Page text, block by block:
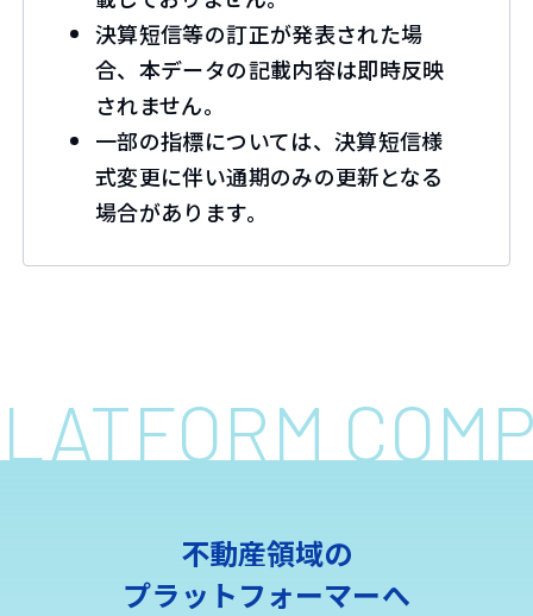
決算短信等の訂正が発表された場
合、本データの記載内容は即時反映
されません。
一部の指標については、決算短信様
式変更に伴い通期のみの更新となる
場合があります。
不動産領域の
プラットフォーマーへ